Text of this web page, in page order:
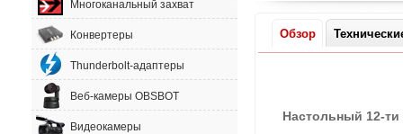
Многоканальный захват
Конвертеры
Thunderbolt-адаптеры
Веб-камеры OBSBOT
Видеокамеры
Обзор
Настольный 12-